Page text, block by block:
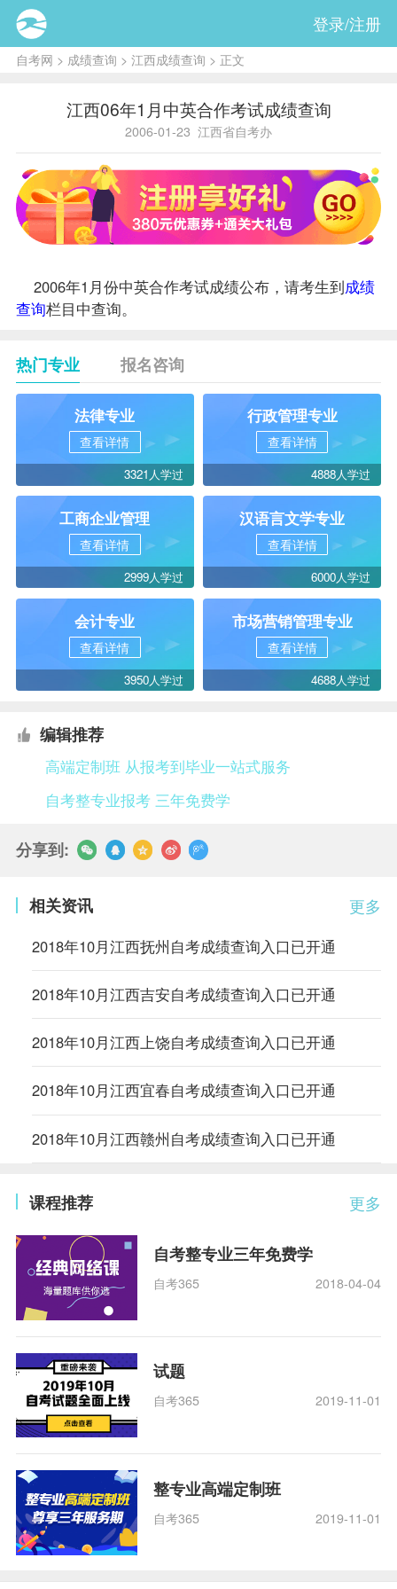
登录/注册
自考网 > 成绩查询 > 江西成绩查询 > 正文
江西06年1月中英合作考试成绩查询
2006-01-23 江西省自考办
2006年1月份中英合作考试成绩公布，请考生到成绩
查询栏目中查询。
热门专业 报名咨询
法律专业
查看详情
3321人学过
行政管理专业
查看详情
4888人学过
工商企业管理
查看详情
2999人学过
汉语言文学专业
查看详情
6000人学过
会计专业
查看详情
3950人学过
市场营销管理专业
查看详情
4688人学过
编辑推荐
高端定制班 从报考到毕业一站式服务
自考整专业报考 三年免费学
分享到:
更多
相关资讯
2018年10月江西抚州自考成绩查询入口已开通
2018年10月江西吉安自考成绩查询入口已开通
2018年10月江西上饶自考成绩查询入口已开通
2018年10月江西宜春自考成绩查询入口已开通
2018年10月江西赣州自考成绩查询入口已开通
更多
课程推荐
自考整专业三年免费学
自考365 2018-04-04
试题
自考365 2019-11-01
整专业高端定制班
自考365 2019-11-01